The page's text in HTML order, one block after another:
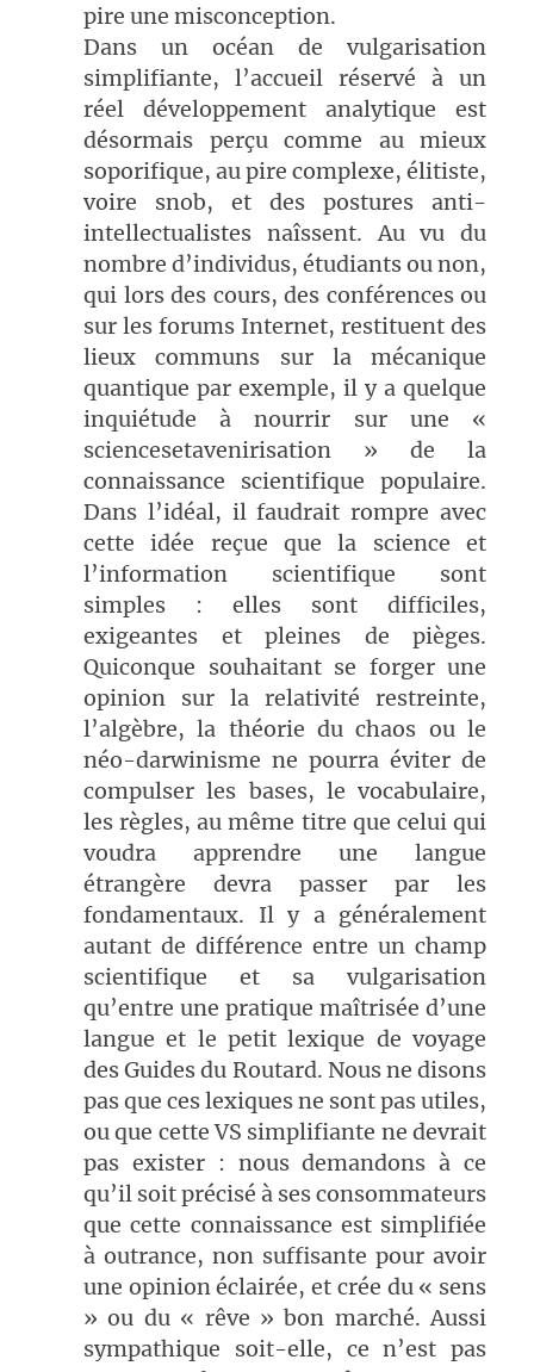
pire une misconception.
Dans un océan de vulgarisation
simplifiante, l’accueil réservé à un
réel développement analytique est
désormais perçu comme au mieux
soporifique, au pire complexe, élitiste,
voire snob, et des postures anti-
intellectualistes naîssent. Au vu du
nombre d’individus, étudiants ou non,
qui lors des cours, des conférences ou
sur les forums Internet, restituent des
lieux communs sur la mécanique
quantique par exemple, il y a quelque
inquiétude à nourrir sur une «
sciencesetavenirisation » de la
connaissance scientifique populaire.
Dans l’idéal, il faudrait rompre avec
cette idée reçue que la science et
l’information scientifique sont
simples : elles sont difficiles,
exigeantes et pleines de pièges.
Quiconque souhaitant se forger une
opinion sur la relativité restreinte,
l’algèbre, la théorie du chaos ou le
néo-darwinisme ne pourra éviter de
compulser les bases, le vocabulaire,
les règles, au même titre que celui qui
voudra apprendre une langue
étrangère devra passer par les
fondamentaux. Il y a généralement
autant de différence entre un champ
scientifique et sa vulgarisation
qu’entre une pratique maîtrisée d’une
langue et le petit lexique de voyage
des Guides du Routard. Nous ne disons
pas que ces lexiques ne sont pas utiles,
ou que cette VS simplifiante ne devrait
pas exister : nous demandons à ce
qu’il soit précisé à ses consommateurs
que cette connaissance est simplifiée
à outrance, non suffisante pour avoir
une opinion éclairée, et crée du « sens
» ou du « rêve » bon marché. Aussi
sympathique soit-elle, ce n’est pas